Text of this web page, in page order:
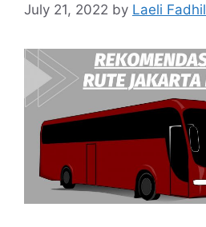
July 21, 2022 by Laeli